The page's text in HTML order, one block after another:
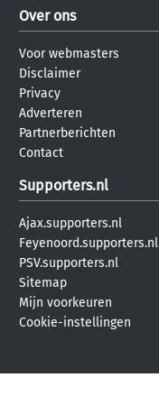
Over ons
Voor webmasters
Disclaimer
Privacy
Adverteren
Partnerberichten
Contact
Supporters.nl
Ajax.supporters.nl
Feyenoord.supporters.nl
PSV.supporters.nl
Sitemap
Mijn voorkeuren
Cookie-instellingen